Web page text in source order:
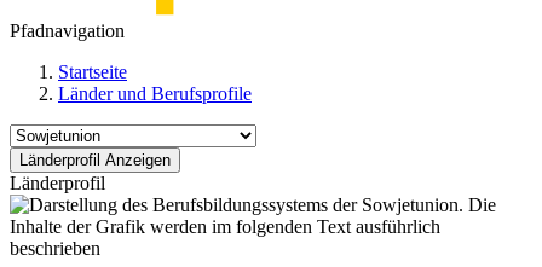
Pfadnavigation
Startseite
Länder und Berufsprofile
Länderprofil